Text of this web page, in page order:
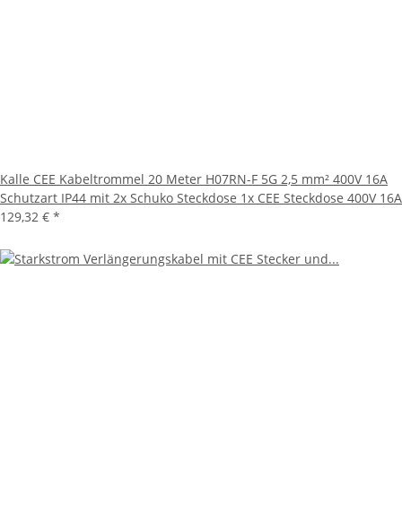
Kalle CEE Kabeltrommel 20 Meter H07RN-F 5G 2,5 mm² 400V 16A
Schutzart IP44 mit 2x Schuko Steckdose 1x CEE Steckdose 400V 16A
129,32 € *